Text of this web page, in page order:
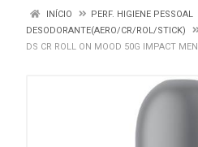
INÍCIO
PERF. HIGIENE PESSOAL
DESODORANTE(AERO/CR/ROL/STICK)
DS CR ROLL ON MOOD 50G IMPACT MEN